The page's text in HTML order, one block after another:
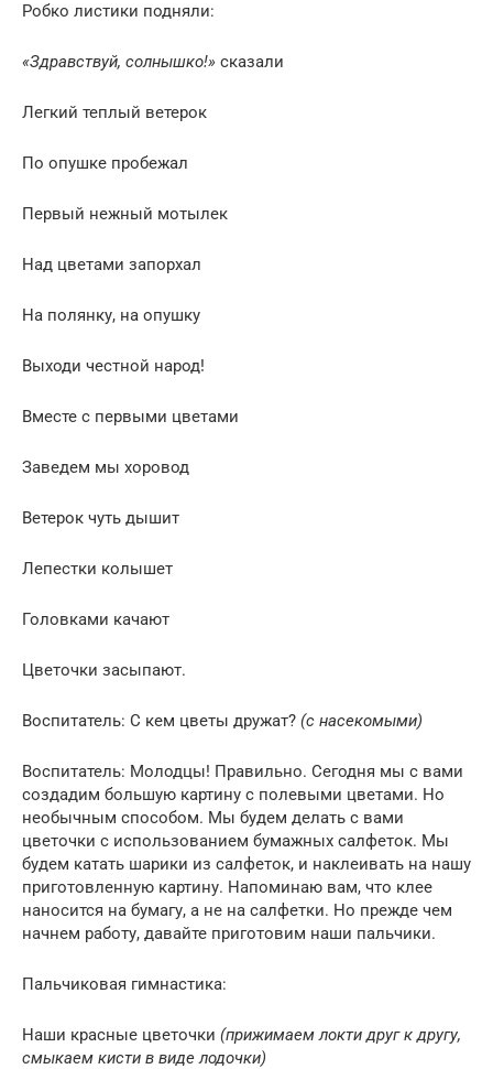
Робко листики подняли:
«Здравствуй, солнышко!» сказали
Легкий теплый ветерок
По опушке пробежал
Первый нежный мотылек
Над цветами запорхал
На полянку, на опушку
Выходи честной народ!
Вместе с первыми цветами
Заведем мы хоровод
Ветерок чуть дышит
Лепестки колышет
Головками качают
Цветочки засыпают.
Воспитатель: С кем цветы дружат? (с насекомыми)
Воспитатель: Молодцы! Правильно. Сегодня мы с вами
создадим большую картину с полевыми цветами. Но
необычным способом. Мы будем делать с вами
цветочки с использованием бумажных салфеток. Мы
будем катать шарики из салфеток, и наклеивать на нашу
приготовленную картину. Напоминаю вам, что клее
наносится на бумагу, а не на салфетки. Но прежде чем
начнем работу, давайте приготовим наши пальчики.
Пальчиковая гимнастика:
Наши красные цветочки (прижимаем локти друг к другу,
смыкаем кисти в виде лодочки)